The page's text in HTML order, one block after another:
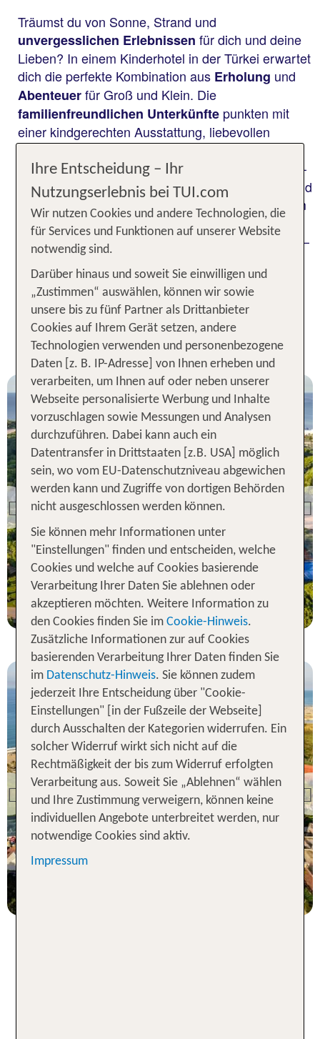
Träumst du von Sonne, Strand und
unvergesslichen Erlebnissen für dich und deine
Lieben? In einem Kinderhotel in der Türkei erwartet
dich die perfekte Kombination aus Erholung und
Abenteuerfür Groß und Klein. Die
familienfreundlichen Unterkünfte punkten mit
einer kindgerechten Ausstattung, liebevollen
Betreuungsangebotenund einem
abwechslungsreichenUnterhaltungsprogramm
–
so hat dein Nachwuchs jede Menge Spaß, während
du dir einewohlverdiente Auszeit
gönnst. Zudem
lockt die Türkei mit traumhaften Stränden, einem
warmen Klima undherzlicher Gastfreundschaft
–
ideale Voraussetzungen für einen gelungenen
Familienurlaub!
Unsere TOP Kinderhotels für 1
Woche Türkei
Previous
Türkische Riviera
TUI MAGIC LIFE
Masmavi
96 % Weiterempfehlung
7 Nächte, AI, DZ
statt
p.P. ab 744 €
Previous
Türkische Riviera
TUI KIDS CLUB Felicia
Village
97 % Weiterempfehlung
Ihre Entscheidung – Ihr
Nutzungserlebnis bei TUI.com
Wir nutzen Cookies und andere Technologien, die
für Services und Funktionen auf unserer Website
notwendig sind.
Darüber hinaus und soweit Sie einwilligen und
„Zustimmen“ auswählen, können wir sowie
unsere bis zu fünf Partner als Drittanbieter
Cookies auf Ihrem Gerät setzen, andere
Technologien verwenden und personenbezogene
Daten [z. B. IP-Adresse] von Ihnen erheben und
verarbeiten, um Ihnen auf oder neben unserer
Webseite personalisierte Werbung und Inhalte
vorzuschlagen sowie Messungen und Analysen
durchzuführen. Dabei kann auch ein
Datentransfer in Drittstaaten [z.B. USA] möglich
sein, wo vom EU-Datenschutzniveau abgewichen
werden kann und Zugriffe von dortigen Behörden
nicht ausgeschlossen werden können.
Sie können mehr Informationen unter
"Einstellungen" finden und entscheiden, welche
Cookies und welche auf Cookies basierende
Verarbeitung Ihrer Daten Sie ablehnen oder
akzeptieren möchten. Weitere Information zu
den Cookies finden Sie im Cookie-Hinweis.
Zusätzliche Informationen zur auf Cookies
basierenden Verarbeitung Ihrer Daten finden Sie
im Datenschutz-Hinweis. Sie können zudem
jederzeit Ihre Entscheidung über "Cookie-
Einstellungen" [in der Fußzeile der Webseite]
durch Ausschalten der Kategorien widerrufen. Ein
solcher Widerruf wirkt sich nicht auf die
Rechtmäßigkeit der bis zum Widerruf erfolgten
Verarbeitung aus. Soweit Sie „Ablehnen“ wählen
und Ihre Zustimmung verweigern, können keine
individuellen Angebote unterbreitet werden, nur
notwendige Cookies sind aktiv.
Impressum